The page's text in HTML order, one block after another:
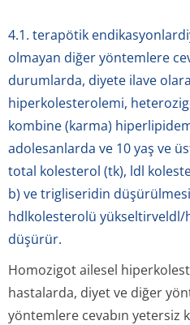
4.1. terapötik
olmayan diğer yöntemlere
durumlarda, diyete ilave
hiperkolesterolemi,
kombine (karma)
adolesanlarda ve 10 yaş ve
total kolesterol (tk), ldl
b) ve trigliseridin
hdlkolesterolü yükseltirveldl/
düşürür.
Homozigot ailesel
hastalarda, diyet ve diğer
yöntemlere cevabın yetersiz